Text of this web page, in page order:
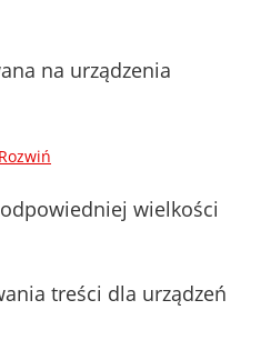
na urządzenia
Rozwiń
wielkości
treści dla urządzeń